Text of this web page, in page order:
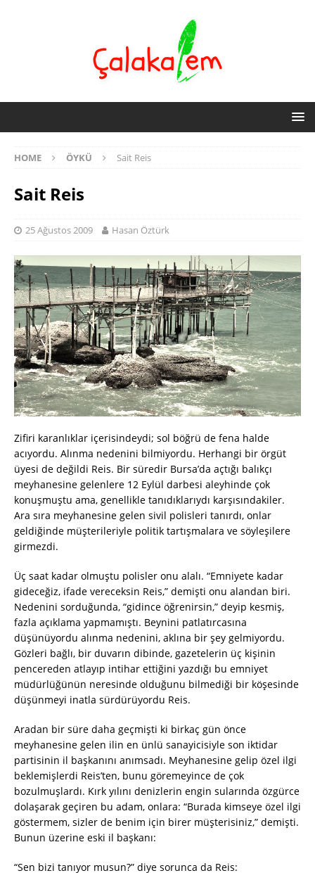
HOME ÖYKÜ Sait Reis
Sait Reis
25 Ağustos 2009 Hasan Öztürk
Zifiri karanlıklar içerisindeydi; sol böğrü de fena halde
acıyordu. Alınma nedenini bilmiyordu. Herhangi bir örgüt
üyesi de değildi Reis. Bir süredir Bursa’da açtığı balıkçı
meyhanesine gelenlere 12 Eylül darbesi aleyhinde çok
konuşmuştu ama, genellikle tanıdıklarıydı karşısındakiler.
Ara sıra meyhanesine gelen sivil polisleri tanırdı, onlar
geldiğinde müşterileriyle politik tartışmalara ve söyleşilere
girmezdi.
Üç saat kadar olmuştu polisler onu alalı. “Emniyete kadar
gideceğiz, ifade vereceksin Reis,” demişti onu alandan biri.
Nedenini sorduğunda, “gidince öğrenirsin,” deyip kesmiş,
fazla açıklama yapmamıştı. Beynini patlatırcasına
düşünüyordu alınma nedenini, aklına bir şey gelmiyordu.
Gözleri bağlı, bir duvarın dibinde, gazetelerin üç kişinin
pencereden atlayıp intihar ettiğini yazdığı bu emniyet
müdürlüğünün neresinde olduğunu bilmediği bir köşesinde
düşünmeyi inatla sürdürüyordu Reis.
Aradan bir süre daha geçmişti ki birkaç gün önce
meyhanesine gelen ilin en ünlü sanayicisiyle son iktidar
partisinin il başkanını anımsadı. Meyhanesine gelip özel ilgi
beklemişlerdi Reis’ten, bunu göremeyince de çok
bozulmuşlardı. Kırk yılını denizlerin engin sularında özgürce
dolaşarak geçiren bu adam, onlara: “Burada kimseye özel ilgi
göstermem, sizler de benim için birer müşterisiniz,” demişti.
Bunun üzerine eski il başkanı:
“Sen bizi tanıyor musun?” diye sorunca da Reis: